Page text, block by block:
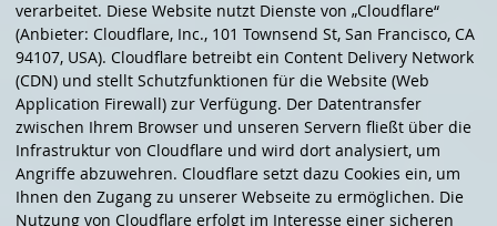
verarbeitet. Diese Website nutzt Dienste von „Cloudflare“
(Anbieter: Cloudflare, Inc., 101 Townsend St, San Francisco, CA
94107, USA). Cloudflare betreibt ein Content Delivery Network
(CDN) und stellt Schutzfunktionen für die Website (Web
Application Firewall) zur Verfügung. Der Datentransfer
zwischen Ihrem Browser und unseren Servern fließt über die
Infrastruktur von Cloudflare und wird dort analysiert, um
Angriffe abzuwehren. Cloudflare setzt dazu Cookies ein, um
Ihnen den Zugang zu unserer Webseite zu ermöglichen. Die
Nutzung von Cloudflare erfolgt im Interesse einer sicheren